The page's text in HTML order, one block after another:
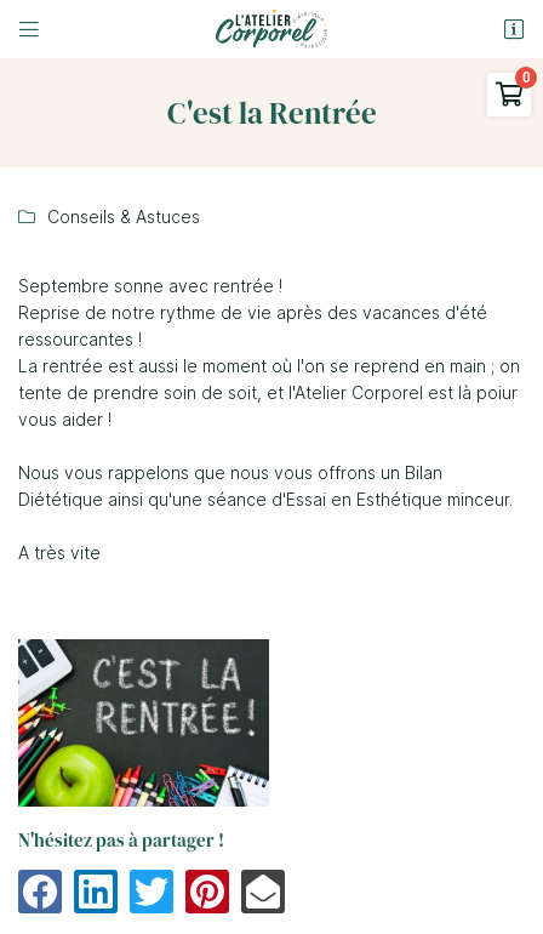
 

Il n'y a aucun produit dans votre panier
 Adresse email de réception
En cochant cette case, vous consentez à recevoir nos propositions
Inscription
C'est la Rentrée
 Conseils & Astuces
Septembre sonne avec rentrée !
Reprise de notre rythme de vie après des vacances d'été
ressourcantes !
La rentrée est aussi le moment où l'on se reprend en main ; on
tente de prendre soin de soit, et l'Atelier Corporel est là poiur
vous aider !
Nous vous rappelons que nous vous offrons un Bilan
Diététique ainsi qu'une séance d'Essai en Esthétique minceur.
A très vite
N'hésitez pas à partager !